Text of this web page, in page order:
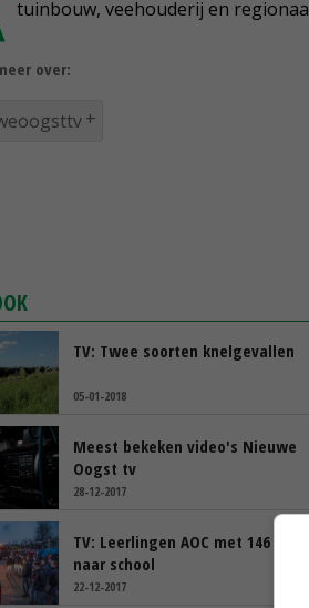
tuinbouw, veehouderij en
over:
TV: Twee soorten knelgevallen
05-01-2018
Meest bekeken video's Nieuwe
Oogst tv
28-12-2017
TV: Leerlingen AOC met 146
naar school
22-12-2017